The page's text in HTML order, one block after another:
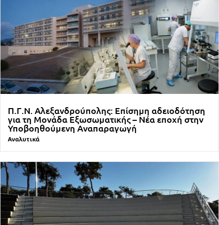
Π.Γ.Ν. Αλεξανδρούπολης: Επίσημη αδειοδότηση
για τη Μονάδα Εξωσωματικής – Νέα εποχή στην
Υποβοηθούμενη Αναπαραγωγή
Αναλυτικά